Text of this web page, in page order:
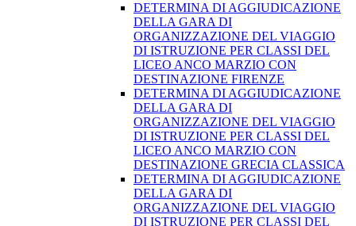
DETERMINA DI AGGIUDICAZIONE
DELLA GARA DI
ORGANIZZAZIONE DEL VIAGGIO
DI ISTRUZIONE PER CLASSI DEL
LICEO ANCO MARZIO CON
DESTINAZIONE FIRENZE
DETERMINA DI AGGIUDICAZIONE
DELLA GARA DI
ORGANIZZAZIONE DEL VIAGGIO
DI ISTRUZIONE PER CLASSI DEL
LICEO ANCO MARZIO CON
DESTINAZIONE GRECIA CLASSICA
DETERMINA DI AGGIUDICAZIONE
DELLA GARA DI
ORGANIZZAZIONE DEL VIAGGIO
DI ISTRUZIONE PER CLASSI DEL